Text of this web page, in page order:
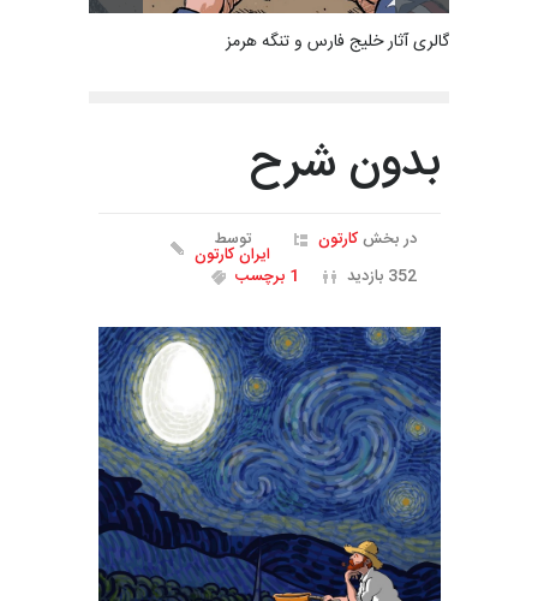
گالری آثار خلیج فارس و تنگه هرمز
بدون شرح
در بخشکارتون توسط
ایران کارتون
352 بازدید
1 برچسب